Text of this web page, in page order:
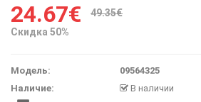
24.67€
49.35€
Скидка 50%
Модель:
09564325
Наличие:
В наличии